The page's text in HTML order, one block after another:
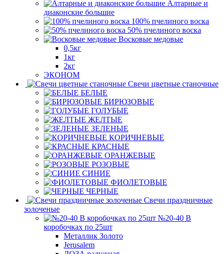
Алтарные и
диаконские большие
100% пчелиного воска
50% пчелиного воска
Восковые медовые
0,5кг
1кг
2кг
ЭКОНОМ
Свечи цветные станочные
БЕЛЫЕ
БИРЮЗОВЫЕ
ГОЛУБЫЕ
ЖЕЛТЫЕ
ЗЕЛЕНЫЕ
КОРИЧНЕВЫЕ
КРАСНЫЕ
ОРАНЖЕВЫЕ
РОЗОВЫЕ
СИНИЕ
ФИОЛЕТОВЫЕ
ЧЕРНЫЕ
Свечи праздничные
золоченые
№20-40 В
коробочках по 25шт
Металлик Золото
Jerusalem